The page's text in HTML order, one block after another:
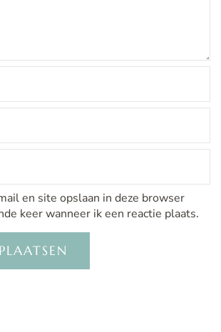
en site opslaan in deze browser
keer wanneer ik een reactie plaats.